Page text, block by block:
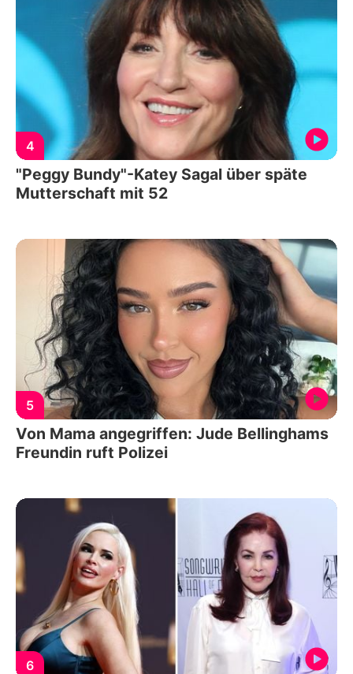
4
"Peggy Bundy"-Katey Sagal über späte
Mutterschaft mit 52
5
Von Mama angegriffen: Jude Bellinghams
Freundin ruft Polizei
6